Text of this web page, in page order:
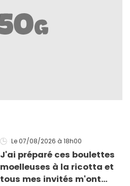
Le 07/08/2026 à 18h00
J'ai préparé ces boulettes
moelleuses à la ricotta et
tous mes invités m'ont